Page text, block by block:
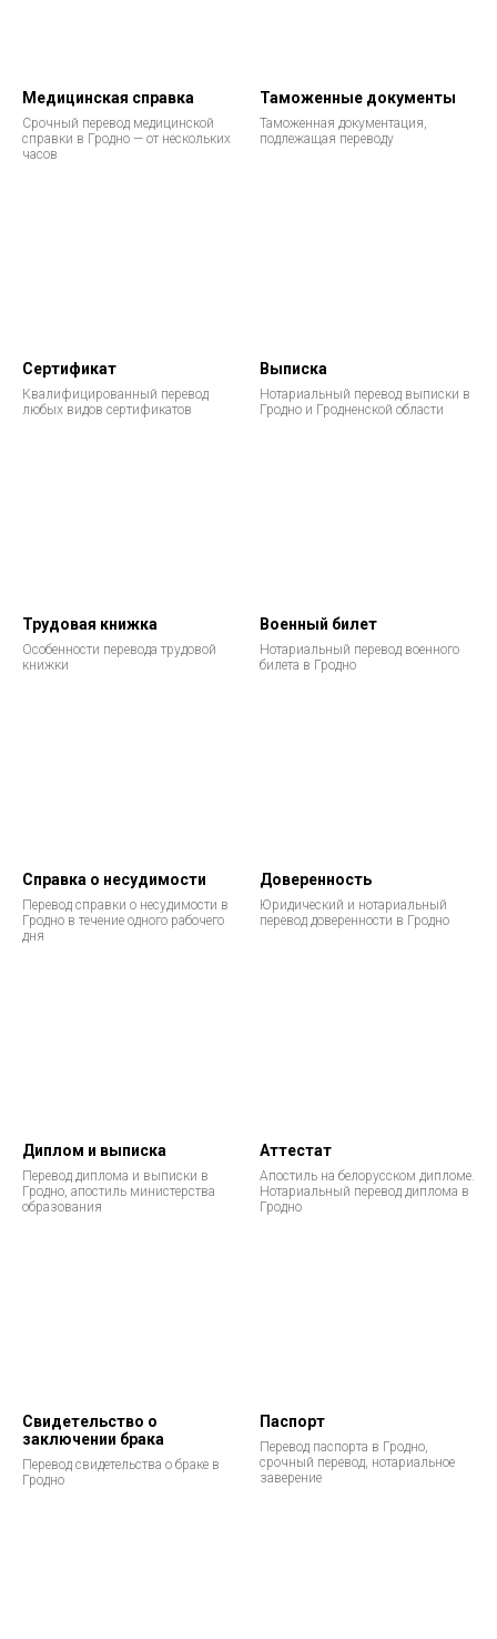
Медицинская справка
Срочный перевод медицинской
справки в Гродно — от нескольких
часов
Таможенные документы
Таможенная документация,
подлежащая переводу
Сертификат
Квалифицированный перевод
любых видов сертификатов
Выписка
Нотариальный перевод выписки в
Гродно и Гродненской области
Трудовая книжка
Особенности перевода трудовой
книжки
Военный билет
Нотариальный перевод военного
билета в Гродно
Справка о несудимости
Перевод справки о несудимости в
Гродно в течение одного рабочего
дня
Доверенность
Юридический и нотариальный
перевод доверенности в Гродно
Диплом и выписка
Перевод диплома и выписки в
Гродно, апостиль министерства
образования
Аттестат
Апостиль на белорусском дипломе.
Нотариальный перевод диплома в
Гродно
Свидетельство о
заключении брака
Перевод свидетельства о браке в
Гродно
Паспорт
Перевод паспорта в Гродно,
срочный перевод, нотариальное
заверение